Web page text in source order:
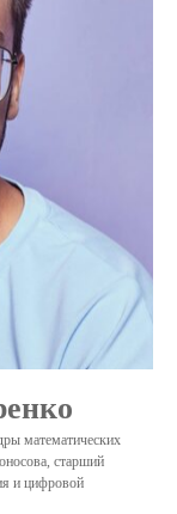
математических
старший
и цифровой